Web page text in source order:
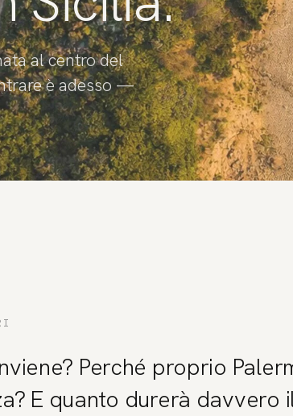
al centro del
è adesso —
Perché proprio
E quanto durerà davvero